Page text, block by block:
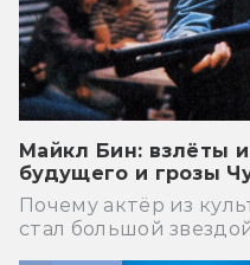
Майкл Бин: взлёты
будущего и грозы
Почему актёр из
стал большой